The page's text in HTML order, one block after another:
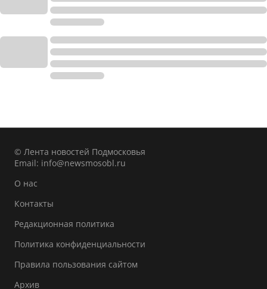
© Лента новостей Подмосковья
Email: info@newsmosobl.ru
О нас
Контакты
Редакционная политика
Политика конфиденциальности
Правила пользования сайтом
Архив